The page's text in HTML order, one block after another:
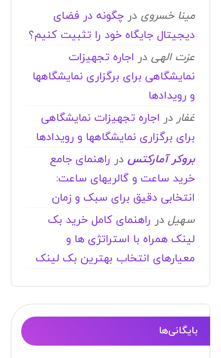
مینا خسروی درچگونه در فضای
دیجیتال جایگاه خود را تثبیت کنیم؟
عزت الهی در اجاره تجهیزات
نمایشگاهی برای برگزاری نمایشگاهها
و رویدادها
غفار در اجاره تجهیزات نمایشگاهی
برای برگزاری نمایشگاهها و رویدادها
بروکر آمارکتس در راهنمای جامع
خرید ساعت و گالریهای ساعت:
انتخابی دقیق برای سبک و زمان
سهیل در راهنمای کامل خرید بک
لینک همراه با استراتژی ها و
معیارهای انتخاب بهترین بک لینک
بایگانی‌ها